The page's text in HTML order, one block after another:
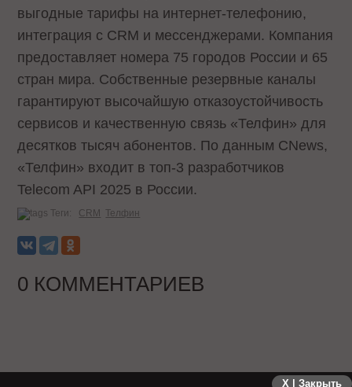
выгодные тарифы на интернет-телефонию,
интеграция с CRM и мессенджерами. Компания
предоставляет номера 75 городов России и 65
стран мира. Собственные резервные каналы
гарантируют высочайшую отказоустойчивость
сервисов и качественную связь «Телфин» для
десятков тысяч абонентов. По данным CNews,
«Телфин» входит в топ-3 разработчиков
Telecom API 2025 в России.
Теги: CRM Телфин
0 КОММЕНТАРИЕВ
X | Закрыть